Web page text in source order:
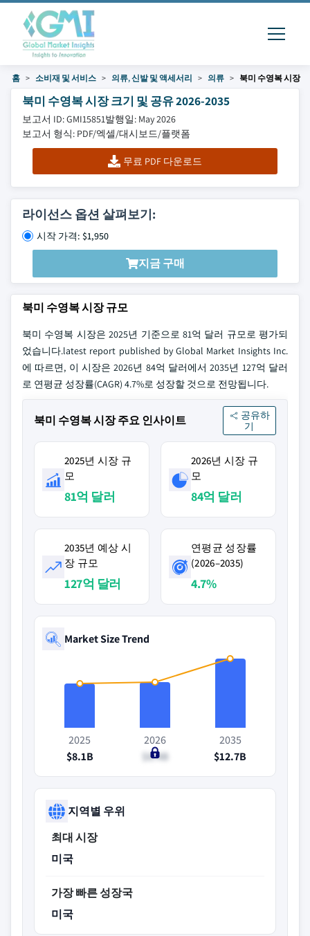
홈 소비재 및 서비스 의류, 신발 및 액세서리 의류 북미 수영복 시장
북미 수영복 시장 크기 및 공유 2026-2035
보고서 ID: GMI15851발행일: May 2026
보고서 형식: PDF/엑셀/대시보드/플랫폼
무료 PDF 다운로드
라이선스 옵션 살펴보기:
시작 가격: $1,950
지금 구매
북미 수영복 시장 규모
북미 수영복 시장은 2025년 기준으로 81억 달러 규모로 평가되
었습니다.latest report published by Global Market Insights Inc.
에 따르면, 이 시장은 2026년 84억 달러에서 2035년 127억 달러
로 연평균 성장률(CAGR) 4.7%로 성장할 것으로 전망됩니다.
북미 수영복 시장 주요 인사이트
공유하
기
2025년 시장 규
모
81억 달러
2026년 시장 규
모
84억 달러
2035년 예상 시
장 규모
127억 달러
연평균 성장률
(2026–2035)
4.7%
Market Size Trend
2025
$8.1B
2026
$8.4B
2035
$12.7B
지역별 우위
최대 시장
미국
가장 빠른 성장국
미국